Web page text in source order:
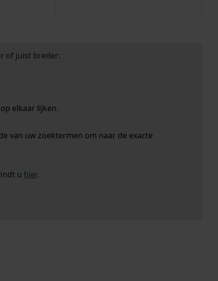
of juist breder:
elkaar lijken.
van uw zoektermen om naar de exacte
u hier.